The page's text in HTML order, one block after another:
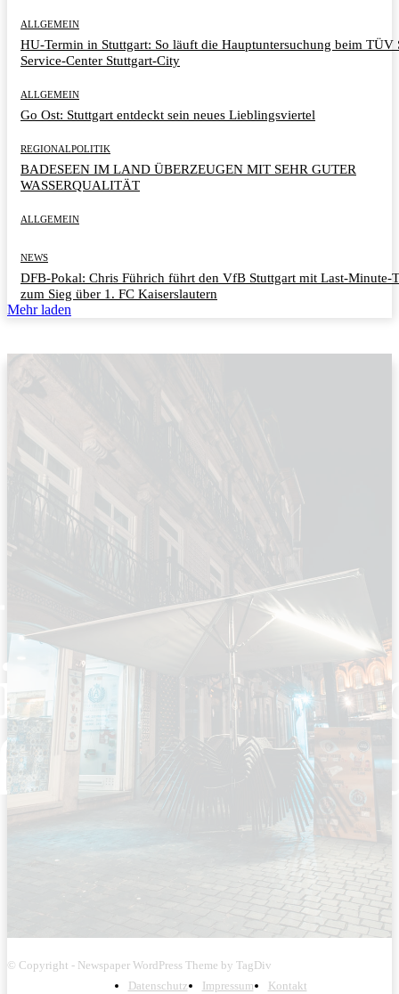
ALLGEMEIN
HU-Termin in Stuttgart: So läuft die Hauptuntersuchung beim TÜV
Service-Center Stuttgart-City
ALLGEMEIN
Go Ost: Stuttgart entdeckt sein neues Lieblingsviertel
REGIONALPOLITIK
BADESEEN IM LAND ÜBERZEUGEN MIT SEHR GUTER
WASSERQUALITÄT
ALLGEMEIN
NEWS
DFB-Pokal: Chris Führich führt den VfB Stuttgart mit Last-Minute-
zum Sieg über 1. FC Kaiserslautern
Mehr laden
© Copyright - Newspaper WordPress Theme by TagDiv
Datenschutz
Impressum Kontakt